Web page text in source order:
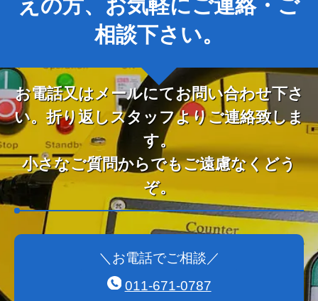
えの方、お気軽にご連絡・ご
相談下さい。
お電話又はメールにてお問い合わせ下さ
い。折り返しスタッフよりご連絡致しま
す。
小さなご質問からでもご遠慮なくどう
ぞ。
＼お電話でご相談／
011-671-0787